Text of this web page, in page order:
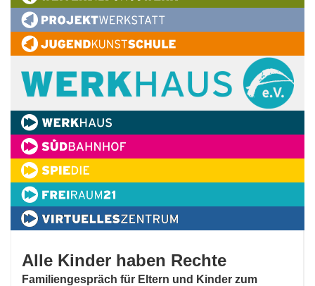
Alle Kinder haben Rechte
Familiengespräch für Eltern und Kinder zum